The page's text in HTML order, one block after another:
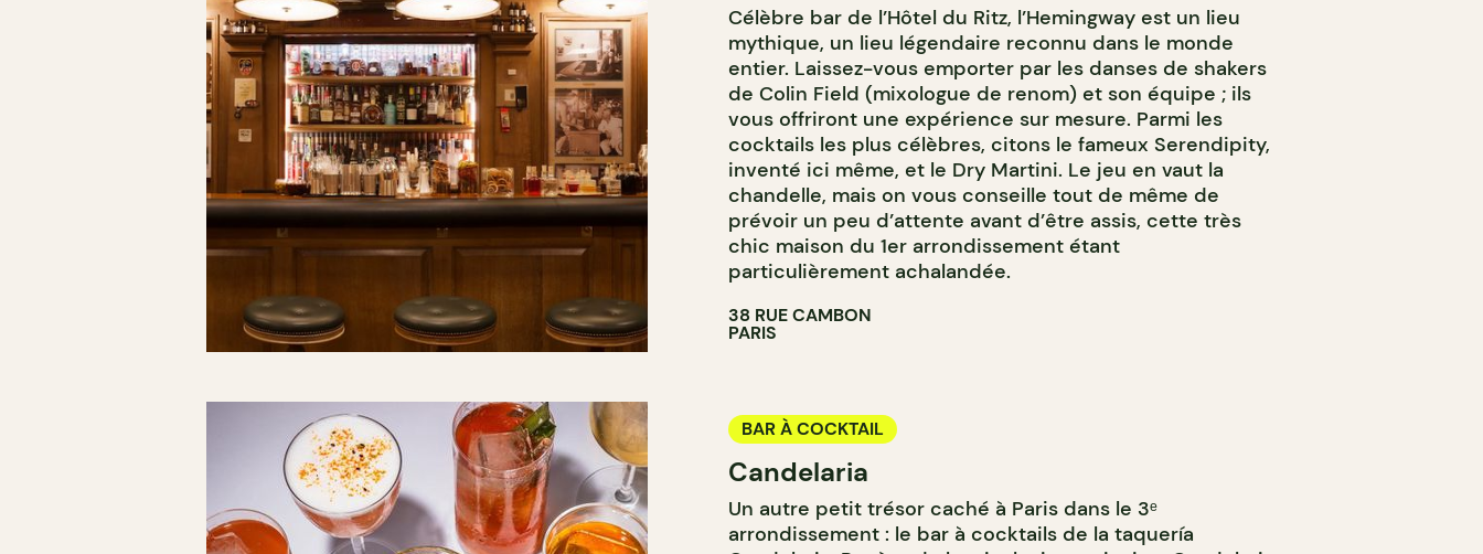
Célèbre bar de l’Hôtel du Ritz, l’Hemingway est un lieu
mythique, un lieu légendaire reconnu dans le monde
entier. Laissez-vous emporter par les danses de shakers
de Colin Field (mixologue de renom) et son équipe ; ils
vous offriront une expérience sur mesure. Parmi les
cocktails les plus célèbres, citons le fameux Serendipity,
inventé ici même, et le Dry Martini. Le jeu en vaut la
chandelle, mais on vous conseille tout de même de
prévoir un peu d’attente avant d’être assis, cette très
chic maison du 1er arrondissement étant
particulièrement achalandée.
38 RUE CAMBON
PARIS
BAR À COCKTAIL
Candelaria
Un autre petit trésor caché à Paris dans le 3ᵉ
arrondissement : le bar à cocktails de la taquería